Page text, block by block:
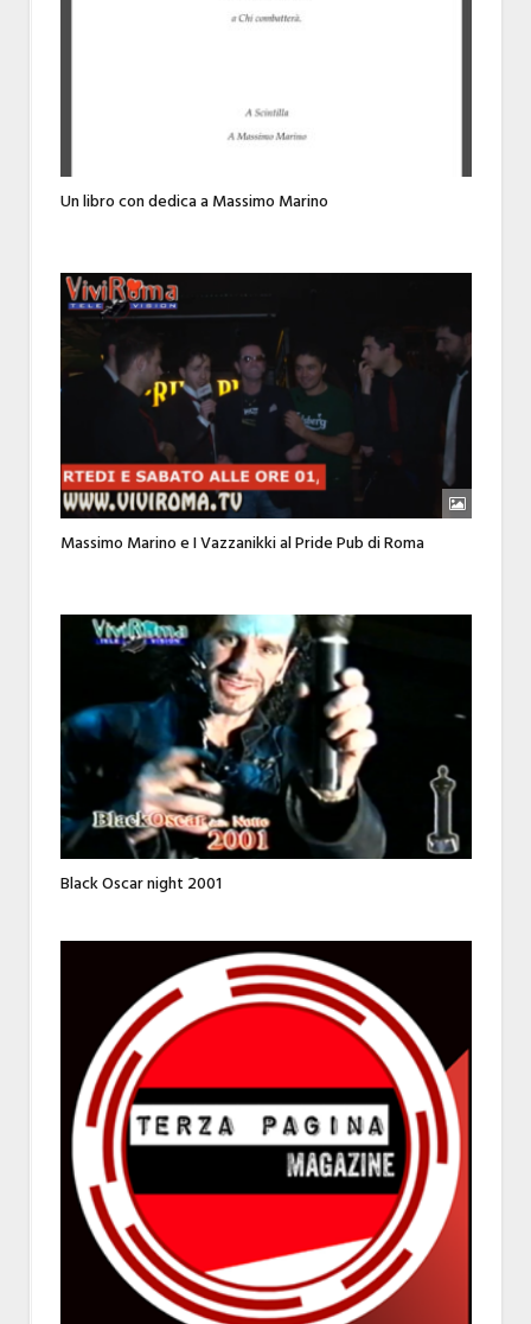
Un libro con dedica a Massimo Marino
Massimo Marino e I Vazzanikki al Pride Pub di Roma
Black Oscar night 2001